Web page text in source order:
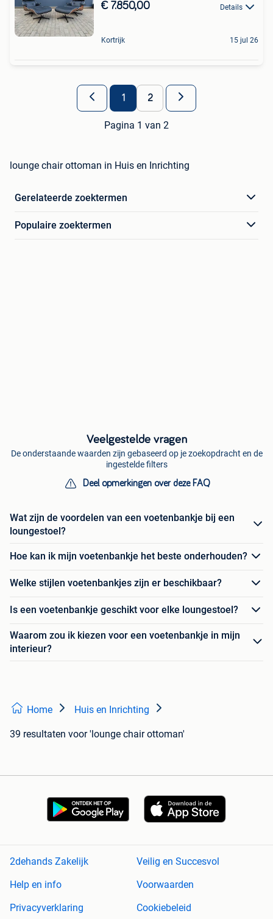
€ 7.850,00 Details
Kortrijk 15 jul 26
1 2
Pagina 1 van 2
lounge chair ottoman in Huis en Inrichting
Gerelateerde zoektermen
Populaire zoektermen
Veelgestelde vragen
De onderstaande waarden zijn gebaseerd op je zoekopdracht en de
ingestelde filters
Deel opmerkingen over deze FAQ
Wat zijn de voordelen van een voetenbankje bij een
loungestoel?
Hoe kan ik mijn voetenbankje het beste onderhouden?
Welke stijlen voetenbankjes zijn er beschikbaar?
Is een voetenbankje geschikt voor elke loungestoel?
Waarom zou ik kiezen voor een voetenbankje in mijn
interieur?
Home Huis en Inrichting
39 resultaten voor 'lounge chair ottoman'
2dehands Zakelijk
Veilig en Succesvol
Help en info
Voorwaarden
Privacyverklaring
Cookiebeleid